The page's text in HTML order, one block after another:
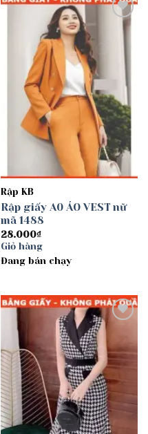
Add to
Rập KB
Rập giấy A0 ÁO VEST nữ
mã 1488
28.000₫
Giỏ hàng
Đang bán chạy
Add to
wishlist